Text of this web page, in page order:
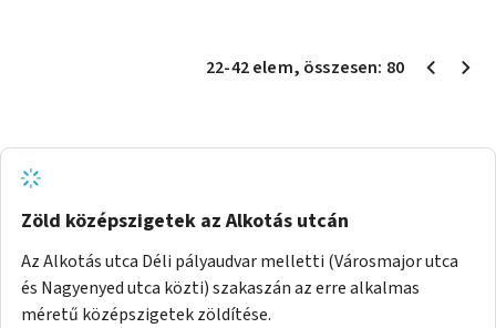
22-42elem, összesen: 80
Zöld középszigetek az Alkotás utcán
Az Alkotás utca Déli pályaudvar melletti (Városmajor utca
és Nagyenyed utca közti) szakaszán az erre alkalmas
méretű középszigetek zöldítése.